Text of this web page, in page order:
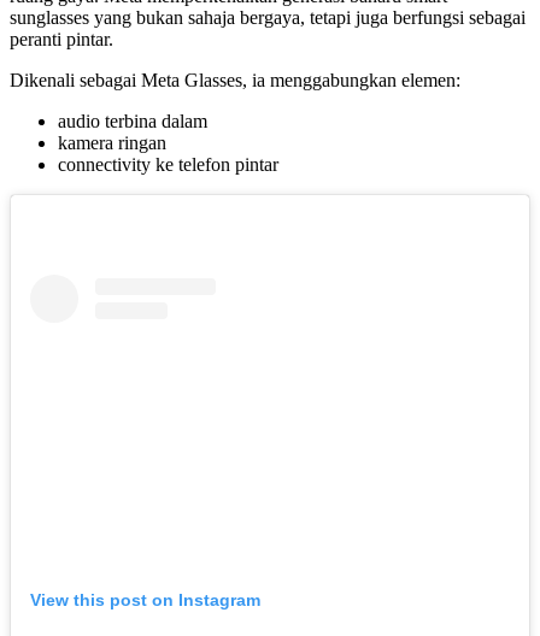
sunglasses yang bukan sahaja bergaya, tetapi juga berfungsi sebagai
peranti pintar.
Dikenali sebagai Meta Glasses, ia menggabungkan elemen:
audio terbina dalam
kamera ringan
connectivity ke telefon pintar
View this post on Instagram